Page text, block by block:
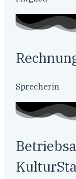
Sprecherin